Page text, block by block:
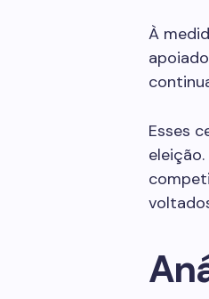
À
Esses